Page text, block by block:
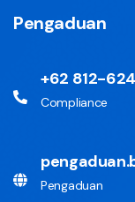
Pengaduan
+62 812-
Compliance
Pengaduan